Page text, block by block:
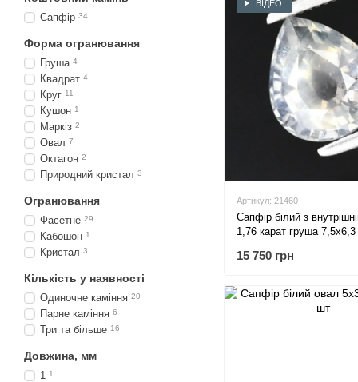
ВІДЕО
Артикул: 21460
Сапфір білий з
1,76 карат груша
15 750 грн
Сапфір 34
Форма огранювання
Груша 4
Квадрат 4
Круг 11
Кушон 1
Маркіз 2
Овал 7
Октагон 2
Природний кристал 3
Огранювання
Фасетне 29
Кабошон 1
Кристал 3
Кількість у наявності
Одиночне каміння 20
Парне каміння 6
Три та більше 16
Довжина, мм
1 1